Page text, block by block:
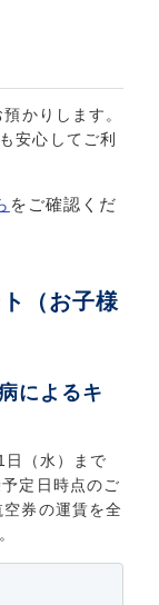
かりします。
安心してご利
をご確認くだ
（お子様
によるキ
（水）まで
定日時点のご
券の運賃を全